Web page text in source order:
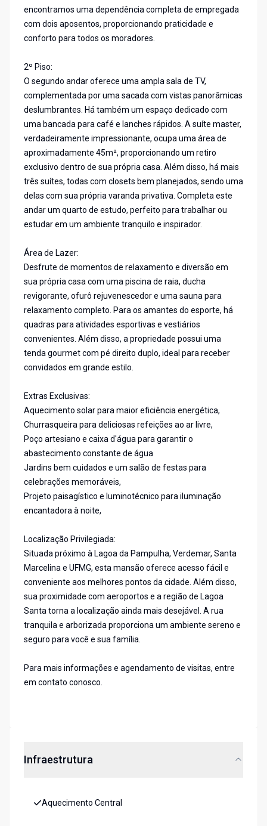
encontramos uma dependência completa de empregada
com dois aposentos, proporcionando praticidade e
conforto para todos os moradores.
2º Piso:
O segundo andar oferece uma ampla sala de TV,
complementada por uma sacada com vistas panorâmicas
deslumbrantes. Há também um espaço dedicado com
uma bancada para café e lanches rápidos. A suíte master,
verdadeiramente impressionante, ocupa uma área de
aproximadamente 45m², proporcionando um retiro
exclusivo dentro de sua própria casa. Além disso, há mais
três suítes, todas com closets bem planejados, sendo uma
delas com sua própria varanda privativa. Completa este
andar um quarto de estudo, perfeito para trabalhar ou
estudar em um ambiente tranquilo e inspirador.
Área de Lazer:
Desfrute de momentos de relaxamento e diversão em
sua própria casa com uma piscina de raia, ducha
revigorante, ofurô rejuvenescedor e uma sauna para
relaxamento completo. Para os amantes do esporte, há
quadras para atividades esportivas e vestiários
convenientes. Além disso, a propriedade possui uma
tenda gourmet com pé direito duplo, ideal para receber
convidados em grande estilo.
Extras Exclusivas:
Aquecimento solar para maior eficiência energética,
Churrasqueira para deliciosas refeições ao ar livre,
Poço artesiano e caixa d'água para garantir o
abastecimento constante de água
Jardins bem cuidados e um salão de festas para
celebrações memoráveis,
Projeto paisagístico e luminotécnico para iluminação
encantadora à noite,
Localização Privilegiada:
Situada próximo à Lagoa da Pampulha, Verdemar, Santa
Marcelina e UFMG, esta mansão oferece acesso fácil e
conveniente aos melhores pontos da cidade. Além disso,
sua proximidade com aeroportos e a região de Lagoa
Santa torna a localização ainda mais desejável. A rua
tranquila e arborizada proporciona um ambiente sereno e
seguro para você e sua família.
Para mais informações e agendamento de visitas, entre
em contato conosco.
Infraestrutura
Aquecimento Central